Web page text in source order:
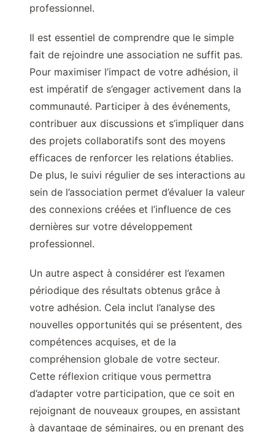
professionnel.
Il est essentiel de comprendre que le simple
fait de rejoindre une association ne suffit pas.
Pour maximiser l’impact de votre adhésion, il
est impératif de s’engager activement dans la
communauté. Participer à des événements,
contribuer aux discussions et s’impliquer dans
des projets collaboratifs sont des moyens
efficaces de renforcer les relations établies.
De plus, le suivi régulier de ses interactions au
sein de l’association permet d’évaluer la valeur
des connexions créées et l’influence de ces
dernières sur votre développement
professionnel.
Un autre aspect à considérer est l’examen
périodique des résultats obtenus grâce à
votre adhésion. Cela inclut l’analyse des
nouvelles opportunités qui se présentent, des
compétences acquises, et de la
compréhension globale de votre secteur.
Cette réflexion critique vous permettra
d’adapter votre participation, que ce soit en
rejoignant de nouveaux groupes, en assistant
à davantage de séminaires, ou en prenant des